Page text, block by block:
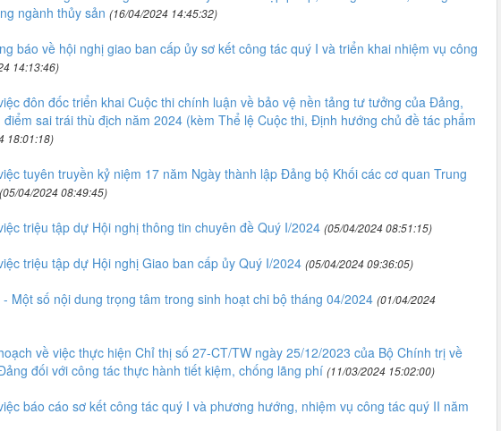
ngành thủy sản (16/04/2024 14:45:32)
báo về hội nghị giao ban cấp ủy sơ kết công tác quý I và triển khai nhiệm vụ công
14:13:46)
đôn đốc triển khai Cuộc thi chính luận về bảo vệ nền tảng tư tưởng của Đảng,
sai trái thù địch năm 2024 (kèm Thể lệ Cuộc thi, Định hướng chủ đề tác phẩm
18:01:18)
tuyên truyền kỷ niệm 17 năm Ngày thành lập Đảng bộ Khối các cơ quan Trung
(05/04/2024 08:49:45)
triệu tập dự Hội nghị thông tin chuyên đề Quý I/2024 (05/04/2024 08:51:15)
triệu tập dự Hội nghị Giao ban cấp ủy Quý I/2024 (05/04/2024 09:36:05)
Một số nội dung trọng tâm trong sinh hoạt chi bộ tháng 04/2024 (01/04/2024
về việc thực hiện Chỉ thị số 27-CT/TW ngày 25/12/2023 của Bộ Chính trị về
đối với công tác thực hành tiết kiệm, chống lãng phí (11/03/2024 15:02:00)
báo cáo sơ kết công tác quý I và phương hướng, nhiệm vụ công tác quý II năm